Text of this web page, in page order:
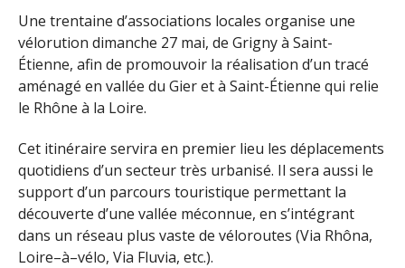
Une trentaine d’associations locales organise une
vélorution dimanche 27 mai, de Grigny à Saint-
Étienne, afin de promouvoir la réalisation d’un tracé
aménagé en vallée du Gier et à Saint-Étienne qui relie
le Rhône à la Loire.
Cet itinéraire servira en premier lieu les déplacements
quotidiens d’un secteur très urbanisé. Il sera aussi le
support d’un parcours touristique permettant la
découverte d’une vallée méconnue, en s’intégrant
dans un réseau plus vaste de véloroutes (Via Rhôna,
Loire–à–vélo, Via Fluvia, etc.).